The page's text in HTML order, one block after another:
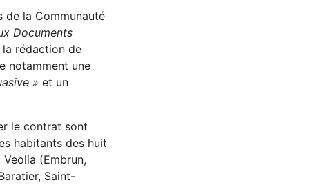
de la Communauté
Documents
rédaction de
notamment une
» et un
le contrat sont
habitants des huit
(Embrun,
Saint-